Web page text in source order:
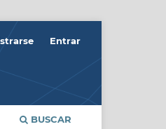
BUSCAR
Entrar